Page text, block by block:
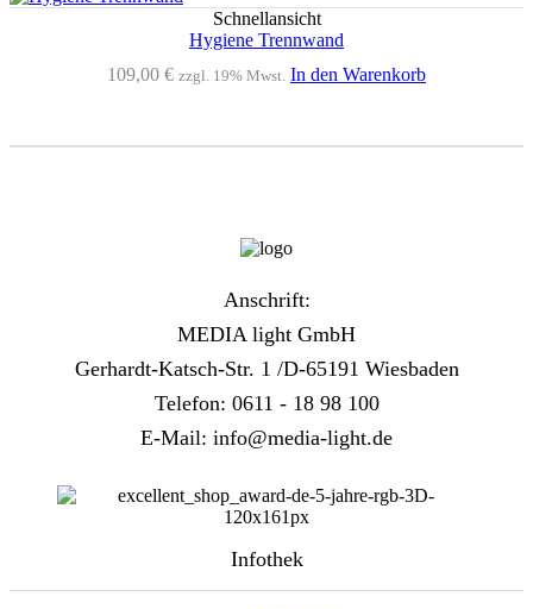
Schnellansicht
Hygiene Trennwand
109,00 € zzgl. 19% Mwst. In den Warenkorb
Anschrift:
MEDIA light GmbH
Gerhardt-Katsch-Str. 1 /D-65191 Wiesbaden
Telefon: 0611 - 18 98 100
E-Mail: info@media-light.de
Infothek